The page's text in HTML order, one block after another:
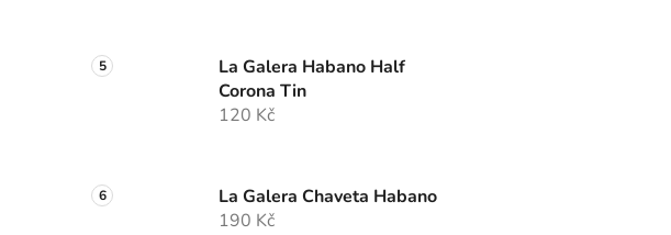
La Galera Habano Half
Corona Tin
120 Kč
La Galera Chaveta Habano
190 Kč